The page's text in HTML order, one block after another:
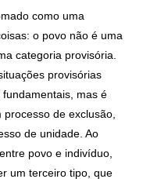
como uma
o povo não é uma
categoria provisória.
provisórias
mas é
de exclusão,
de unidade. Ao
povo e indivíduo,
um terceiro tipo, que